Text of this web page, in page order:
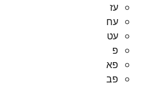
עז
עח
עט
פ
פא
פב